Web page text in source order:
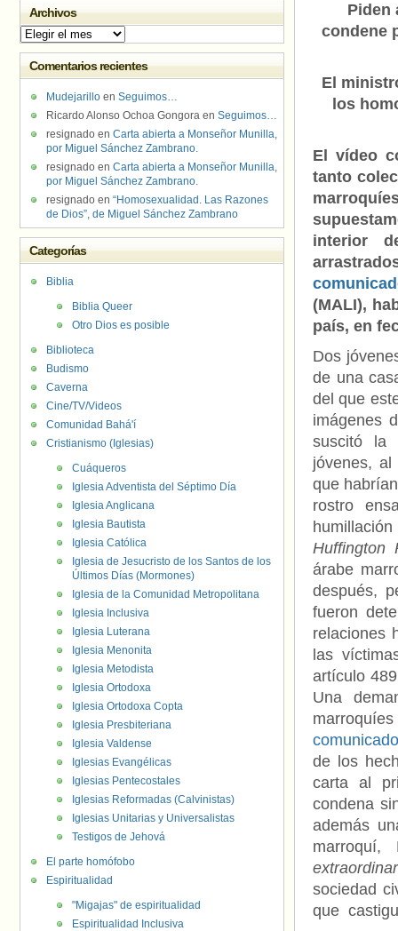
Piden
condene
El
los
El vídeo
tanto
interior
(MALI),
país, en
Dos
de una
del que
imágenes
suscitó la
jóvenes,
que
rostro
Huffington
árabe
después,
fueron
relaciones
las
artículo
Una
de los
carta al
condena
además
sociedad
que
Archivos
Archivos
Comentarios recientes
Mudejarillo en Seguimos…
Ricardo Alonso Ochoa Gongora en Seguimos…
resignado en Carta abierta a Monseñor Munilla,
por Miguel Sánchez Zambrano.
resignado en Carta abierta a Monseñor Munilla,
por Miguel Sánchez Zambrano.
resignado en “Homosexualidad. Las Razones
de Dios”, de Miguel Sánchez Zambrano
Categorías
Biblia
Biblia Queer
Otro Dios es posible
Biblioteca
Budismo
Caverna
Cine/TV/Videos
Comunidad Bahá'í
Cristianismo (Iglesias)
Cuáqueros
Iglesia Adventista del Séptimo Día
Iglesia Anglicana
Iglesia Bautista
Iglesia Católica
Iglesia de Jesucristo de los Santos de los
Últimos Días (Mormones)
Iglesia de la Comunidad Metropolitana
Iglesia Inclusiva
Iglesia Luterana
Iglesia Menonita
Iglesia Metodista
Iglesia Ortodoxa
Iglesia Ortodoxa Copta
Iglesia Presbiteriana
Iglesia Valdense
Iglesias Evangélicas
Iglesias Pentecostales
Iglesias Reformadas (Calvinistas)
Iglesias Unitarias y Universalistas
Testigos de Jehová
El parte homófobo
Espiritualidad
"Migajas" de espiritualidad
Espiritualidad Inclusiva